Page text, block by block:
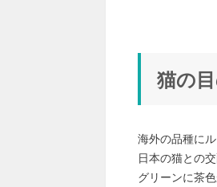
猫の
海外の品種に
日本の猫との
グリーンに茶